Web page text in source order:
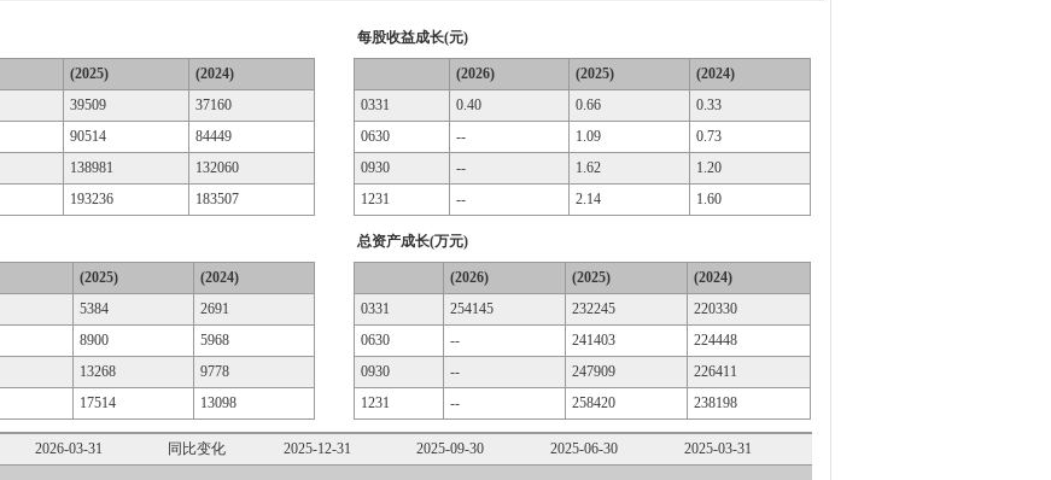
(2025)
(2024)
39509
37160
90514
84449
138981
132060
193236 183507
(2025)
(2024)
5384
2691
8900
5968
13268
9778
17514 13098
每股收益成长(元)
(2026) (2025)
(2024)
0331
0.40 0.66
0.33
0630
-- 1.09
0.73
0930
-- 1.62
1.20
1231
-- 2.14 1.60
总资产成长(万元)
(2026) (2025)
(2024)
0331
254145 232245
220330
0630
-- 241403
224448
0930
-- 247909
226411
1231
-- 258420 238198
2026-03-31 同比变化 2025-12-31 2025-09-30 2025-06-30
2025-03-31